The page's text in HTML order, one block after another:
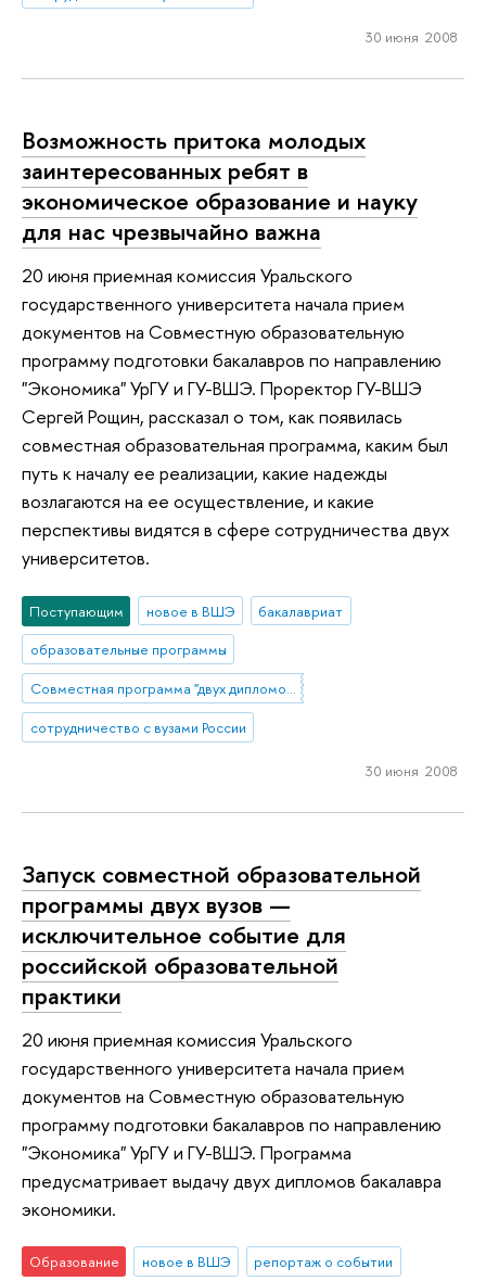
30 июня 2008
Возможность притока молодых
заинтересованных ребят в
экономическое образование и науку
для нас чрезвычайно важна
20 июня приемная комиссия Уральского
государственного университета начала прием
документов на Совместную образовательную
программу подготовки бакалавров по направлению
"Экономика" УрГУ и ГУ-ВШЭ. Проректор ГУ-ВШЭ
Сергей Рощин, рассказал о том, как появилась
совместная образовательная программа, каким был
путь к началу ее реализации, какие надежды
возлагаются на ее осуществление, и какие
перспективы видятся в сфере сотрудничества двух
университетов.
Поступающим новое в ВШЭ
бакалавриат
образовательные программы
Совместная программа "двух дипломов" УрГУ и НИУ ВШЭ
сотрудничество с вузами России
30 июня 2008
Запуск совместной образовательной
программы двух вузов —
исключительное событие для
российской образовательной
практики
20 июня приемная комиссия Уральского
государственного университета начала прием
документов на Совместную образовательную
программу подготовки бакалавров по направлению
"Экономика" УрГУ и ГУ-ВШЭ. Программа
предусматривает выдачу двух дипломов бакалавра
экономики.
Образование новое в ВШЭ
репортаж о событии